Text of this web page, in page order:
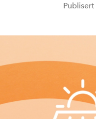
Publisert